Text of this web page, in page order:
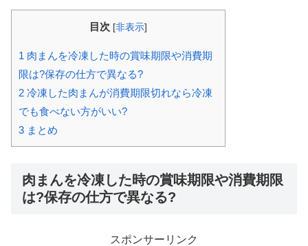
目次 [非表示]
1 肉まんを冷凍した時の賞味期限や消費期
限は?保存の仕方で異なる?
2 冷凍した肉まんが消費期限切れなら冷凍
でも食べない方がいい?
3 まとめ
肉まんを冷凍した時の賞味期限や消費期限
は?保存の仕方で異なる?
スポンサーリンク